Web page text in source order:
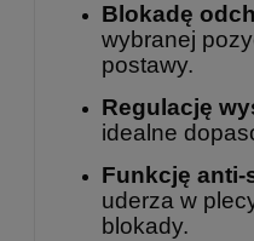
Blokadę
wybranej
postawy.
Regulację
idealne
Funkcję anti-
uderza w
blokady.